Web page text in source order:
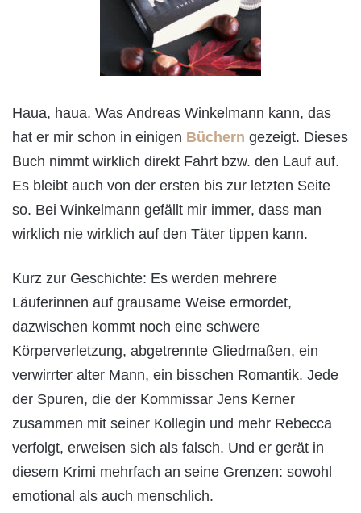
Haua, haua. Was Andreas Winkelmann kann, das
hat er mir schon in einigen Büchern gezeigt. Dieses
Buch nimmt wirklich direkt Fahrt bzw. den Lauf auf.
Es bleibt auch von der ersten bis zur letzten Seite
so. Bei Winkelmann gefällt mir immer, dass man
wirklich nie wirklich auf den Täter tippen kann.
Kurz zur Geschichte: Es werden mehrere
Läuferinnen auf grausame Weise ermordet,
dazwischen kommt noch eine schwere
Körperverletzung, abgetrennte Gliedmaßen, ein
verwirrter alter Mann, ein bisschen Romantik. Jede
der Spuren, die der Kommissar Jens Kerner
zusammen mit seiner Kollegin und mehr Rebecca
verfolgt, erweisen sich als falsch. Und er gerät in
diesem Krimi mehrfach an seine Grenzen: sowohl
emotional als auch menschlich.